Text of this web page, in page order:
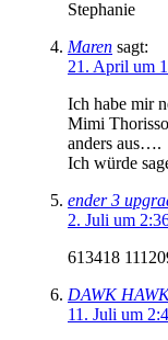
Stephanie
Maren sagt:
21. April um
Ich habe mir
Mimi
anders aus….
Ich würde
ender 3
2. Juli um
613418
DAWK
11. Juli um